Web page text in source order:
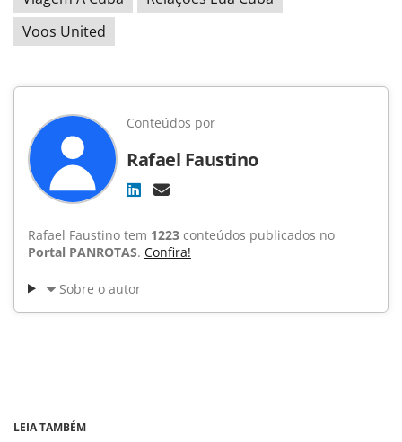
Voos United
Conteúdos por
Rafael Faustino
Rafael Faustino tem 1223 conteúdos publicados no
Portal PANROTAS. Confira!
Sobre o autor
LEIA TAMBÉM